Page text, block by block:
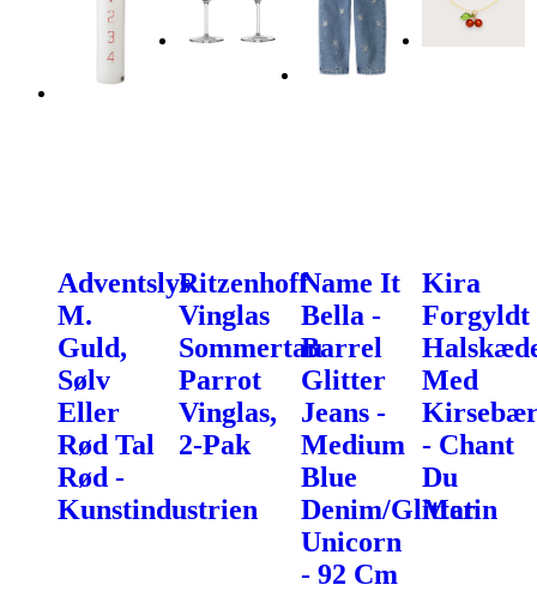
Adventslys
M.
Guld,
Sølv
Eller
Rød Tal
Rød -
Kunstindustrien
Ritzenhoff
Vinglas
Sommertau
Parrot
Vinglas,
2-Pak
Name It
Bella -
Barrel
Glitter
Jeans -
Medium
Blue
Denim/Glitter
Unicorn
- 92 Cm
Kira
Forgyldt
Med
- Chant
Du
Matin